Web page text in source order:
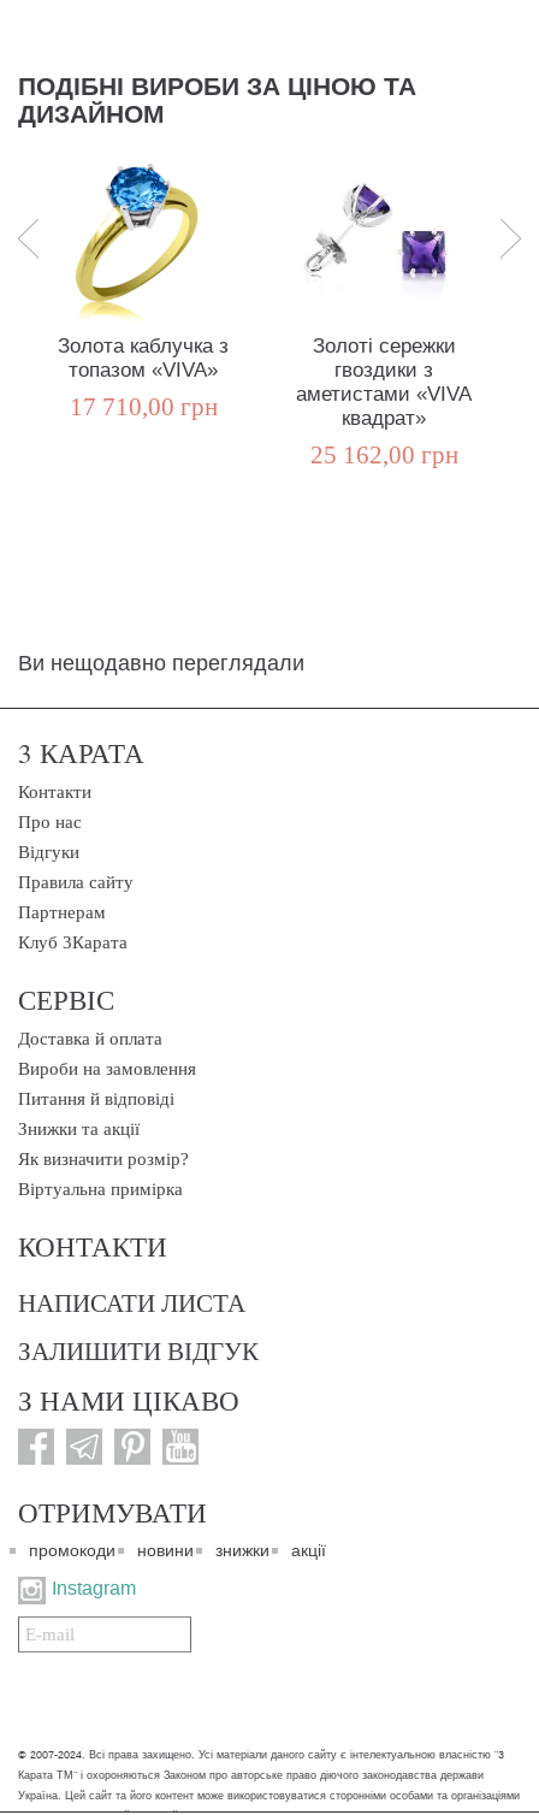
ПОДІБНІ ВИРОБИ ЗА ЦІНОЮ ТА
ДИЗАЙНОМ
Золота каблучка з
топазом «VIVA»
17 710,00 грн
Золоті сережки
гвоздики з
аметистами «VIVA
квадрат»
25 162,00 грн
Ви нещодавно переглядали
3 КАРАТА
Контакти
Про нас
Відгуки
Правила сайту
Партнерам
Клуб 3Карата
СЕРВІС
Доставка й оплата
Вироби на замовлення
Питання й відповіді
Знижки та акції
Як визначити розмір?
Віртуальна примірка
КОНТАКТИ
НАПИСАТИ ЛИСТА
ЗАЛИШИТИ ВІДГУК
З НАМИ ЦІКАВО
ОТРИМУВАТИ
промокоди новини знижки акції
Instagram
Подписаться
на
© 2007-2024. Всі права захищено. Усі матеріали даного сайту є інтелектуальною власністю "3
Карата ТМ" і охороняються Законом про авторське право діючого законодавства держави
Україна. Цей сайт та його контент може використовуватися сторонніми особами та організаціями